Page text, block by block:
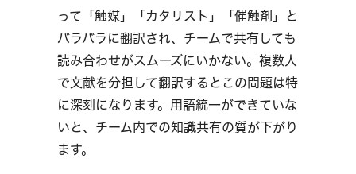
って「触媒」「カタリスト」「催触剤」と
バラバラに翻訳され、チームで共有しても
読み合わせがスムーズにいかない。複数人
で文献を分担して翻訳するとこの問題は特
に深刻になります。用語統一ができていな
いと、チーム内での知識共有の質が下がり
ます。